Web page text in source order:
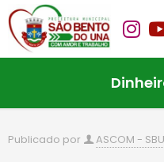
Publicado por ASCOM - SBU